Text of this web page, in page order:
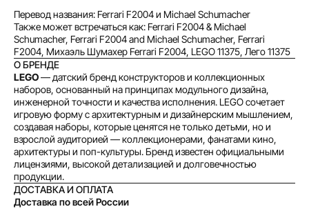
Перевод названия: Ferrari F2004 и Michael Schumacher
Также может встречаться как: Ferrari F2004 & Michael
Schumacher, Ferrari F2004 and Michael Schumacher, Ferrari
F2004, Михаэль Шумахер Ferrari F2004, LEGO 11375, Лего 11375
О БРЕНДЕ
LEGO— датский бренд конструкторов и коллекционных
наборов, основанный на принципах модульного дизайна,
инженерной точности и качества исполнения. LEGO сочетает
игровую форму с архитектурным и дизайнерским мышлением,
создавая наборы, которые ценятся не только детьми, но и
взрослой аудиторией — коллекционерами, фанатами кино,
архитектуры и поп-культуры. Бренд известен официальными
лицензиями, высокой детализацией и долговечностью
продукции.
ДОСТАВКА И ОПЛАТА
Доставка по всей России
Как обычная оплата картой
Понятно